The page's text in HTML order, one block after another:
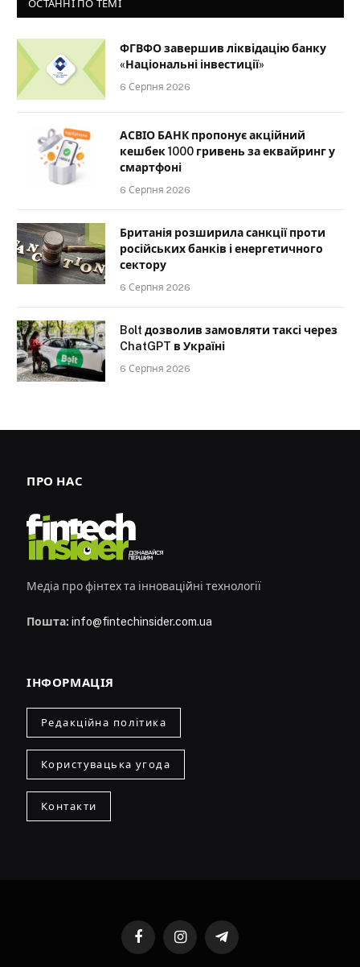
ОСТАННІ ПО ТЕМІ
ФГВФО завершив ліквідацію банку
«Національні інвестиції»
6 Серпня 2026
АСВІО БАНК пропонує акційний
кешбек 1000 гривень за еквайринг у
смартфоні
6 Серпня 2026
Британія розширила санкції проти
російських банків і енергетичного
сектору
6 Серпня 2026
Bolt дозволив замовляти таксі через
ChatGPT в Україні
6 Серпня 2026
ПРО НАС
Медіа про фінтех та інноваційні технології
Пошта: info@fintechinsider.com.ua
ІНФОРМАЦІЯ
Редакційна політика
Користувацька угода
Контакти
FacebookInstagramTelegram